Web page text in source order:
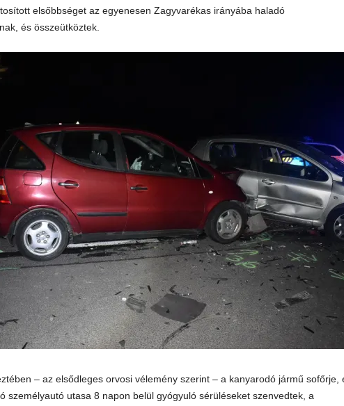
elsőbbséget az egyenesen Zagyvarékas irányába haladó
és összeütköztek.
– az elsődleges orvosi vélemény szerint – a kanyarodó jármű sofőrje,
személyautó utasa 8 napon belül gyógyuló sérüléseket szenvedtek, a